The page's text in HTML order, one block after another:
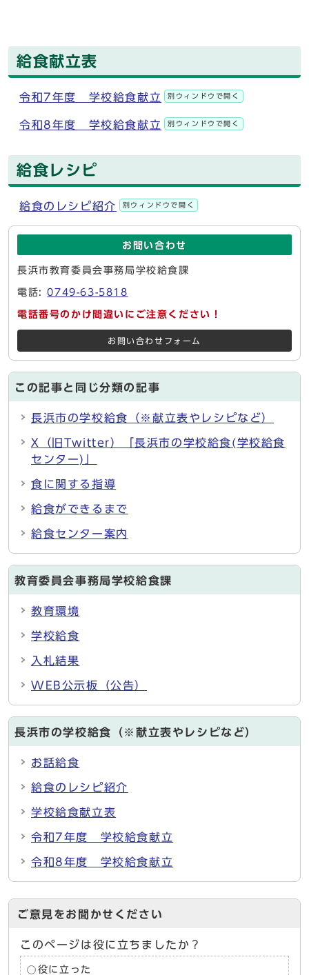
給食献立表
令和7年度 学校給食献立 別ウィンドウで開く
令和8年度 学校給食献立 別ウィンドウで開く
給食レシピ
給食のレシピ紹介 別ウィンドウで開く
お問い合わせ
長浜市教育委員会事務局学校給食課
電話:0749-63-5818
電話番号のかけ間違いにご注意ください！
お問い合わせフォーム
この記事と同じ分類の記事
長浜市の学校給食（※献立表やレシピなど）
X（旧Twitter）「長浜市の学校給食(学校給食
センター)」
食に関する指導
給食ができるまで
給食センター案内
教育委員会事務局学校給食課
教育環境
学校給食
入札結果
WEB公示板（公告）
長浜市の学校給食（※献立表やレシピなど）
お話給食
給食のレシピ紹介
学校給食献立表
令和7年度 学校給食献立
令和8年度 学校給食献立
ご意見をお聞かせください
このページは役に立ちましたか？
役に立った